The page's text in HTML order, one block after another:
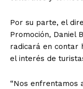
Por su parte, el
Promoción, Daniel
radicará en contar
el interés de
“Nos enfrentamos